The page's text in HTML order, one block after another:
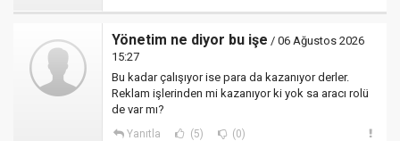
Yönetim ne diyor bu işe / 06 Ağustos 2026
15:27
Bu kadar çalışıyor ise para da kazanıyor derler.
Reklam işlerinden mi kazanıyor ki yok sa aracı rolü
de var mı?
Yanıtla (5) (0)